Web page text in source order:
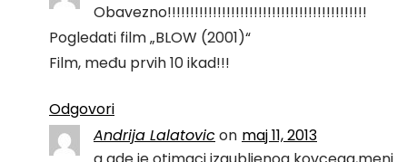
Obavezno!!!!!!!!!!!!!!!!!!!!!!!!!!!!!!!!!!!!!!!!!!!!
Pogledati film „BLOW (2001)“
Film, među prvih 10 ikad!!!
Odgovori
Andrija Lalatovicon maj 11, 2013